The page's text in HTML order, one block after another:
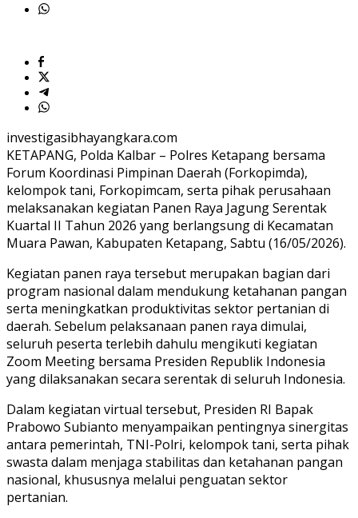
investigasibhayangkara.com
KETAPANG, Polda Kalbar – Polres Ketapang bersama
Forum Koordinasi Pimpinan Daerah (Forkopimda),
kelompok tani, Forkopimcam, serta pihak perusahaan
melaksanakan kegiatan Panen Raya Jagung Serentak
Kuartal II Tahun 2026 yang berlangsung di Kecamatan
Muara Pawan, Kabupaten Ketapang, Sabtu (16/05/2026).
Kegiatan panen raya tersebut merupakan bagian dari
program nasional dalam mendukung ketahanan pangan
serta meningkatkan produktivitas sektor pertanian di
daerah. Sebelum pelaksanaan panen raya dimulai,
seluruh peserta terlebih dahulu mengikuti kegiatan
Zoom Meeting bersama Presiden Republik Indonesia
yang dilaksanakan secara serentak di seluruh Indonesia.
Dalam kegiatan virtual tersebut, Presiden RI Bapak
Prabowo Subianto menyampaikan pentingnya sinergitas
antara pemerintah, TNI-Polri, kelompok tani, serta pihak
swasta dalam menjaga stabilitas dan ketahanan pangan
nasional, khususnya melalui penguatan sektor
pertanian.